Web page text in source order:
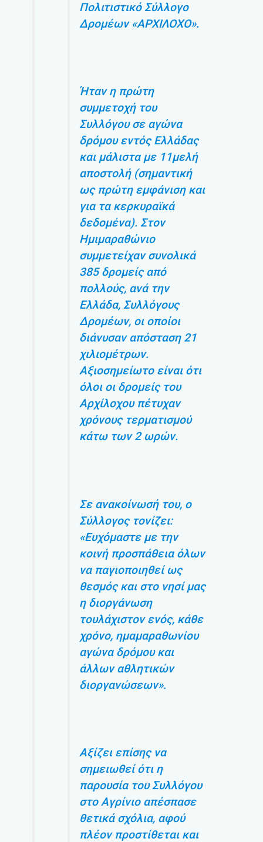
Πολιτιστικό Σύλλογο
Δρομέων «ΑΡΧΙΛΟΧΟ».
Ήταν η πρώτη
συμμετοχή του
Συλλόγου σε αγώνα
δρόμου εντός Ελλάδας
και μάλιστα με 11μελή
αποστολή (σημαντική
ως πρώτη εμφάνιση και
για τα κερκυραϊκά
δεδομένα). Στον
Ημιμαραθώνιο
συμμετείχαν συνολικά
385 δρομείς από
πολλούς, ανά την
Ελλάδα, Συλλόγους
Δρομέων, οι οποίοι
διάνυσαν απόσταση 21
χιλιομέτρων.
Αξιοσημείωτο είναι ότι
όλοι οι δρομείς του
Αρχίλοχου πέτυχαν
χρόνους τερματισμού
κάτω των 2 ωρών.
Σε ανακοίνωσή του, ο
Σύλλογος τονίζει:
«Ευχόμαστε με την
κοινή προσπάθεια όλων
να παγιοποιηθεί ως
θεσμός και στο νησί μας
η διοργάνωση
τουλάχιστον ενός, κάθε
χρόνο, ημαμαραθωνίου
αγώνα δρόμου και
άλλων αθλητικών
διοργανώσεων».
Αξίζει επίσης να
σημειωθεί ότι η
παρουσία του Συλλόγου
στο Αγρίνιο απέσπασε
θετικά σχόλια, αφού
πλέον προστίθεται και